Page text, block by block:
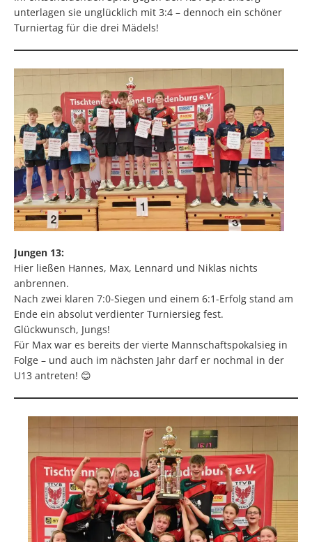
unterlagen sie unglücklich mit 3:4 – dennoch ein schöner
Turniertag für die drei Mädels!
Jungen 13:
Hier ließen Hannes, Max, Lennard und Niklas nichts
anbrennen.
Nach zwei klaren 7:0-Siegen und einem 6:1-Erfolg stand am
Ende ein absolut verdienter Turniersieg fest.
Glückwunsch, Jungs!
Für Max war es bereits der vierte Mannschaftspokalsieg in
Folge – und auch im nächsten Jahr darf er nochmal in der
U13 antreten! 😊